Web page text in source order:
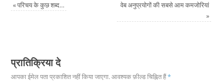
«परिचय के कुछ शब्द…
वेब अनुप्रयोगों की सबसे आम कमजोरियां
»
प्रातिक्रिया दे
आपका ईमेल पता प्रकाशित नहीं किया जाएगा.आवश्यक फ़ील्ड चिह्नित हैं*